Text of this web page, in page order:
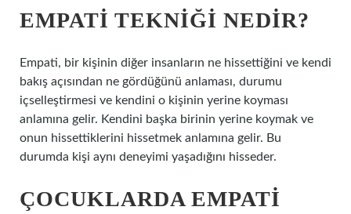
EMPATI TEKNIĞI NEDIR?
Empati, bir kişinin diğer insanların ne hissettiğini ve kendi
bakış açısından ne gördüğünü anlaması, durumu
içselleştirmesi ve kendini o kişinin yerine koyması
anlamına gelir. Kendini başka birinin yerine koymak ve
onun hissettiklerini hissetmek anlamına gelir. Bu
durumda kişi aynı deneyimi yaşadığını hisseder.
ÇOCUKLARDA EMPATI